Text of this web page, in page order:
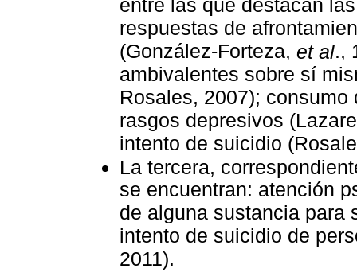
entre las que destacan
respuestas de
(González-Forteza, et al.,
ambivalentes sobre sí
Rosales, 2007);
rasgos depresivos
intento de suicidio
La tercera,
se encuentran: atención
de alguna sustancia para
intento de suicidio de
2011).